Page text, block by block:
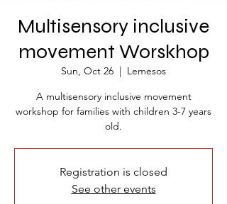
Multisensory inclusive
movement Worskhop
Sun, Oct 26
  |
Lemesos
A multisensory inclusive movement
workshop for families with children 3-7 years
old.
Registration is closed
See other events